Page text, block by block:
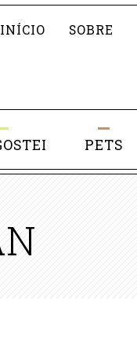
INÍCIO
SOBRE
PETS